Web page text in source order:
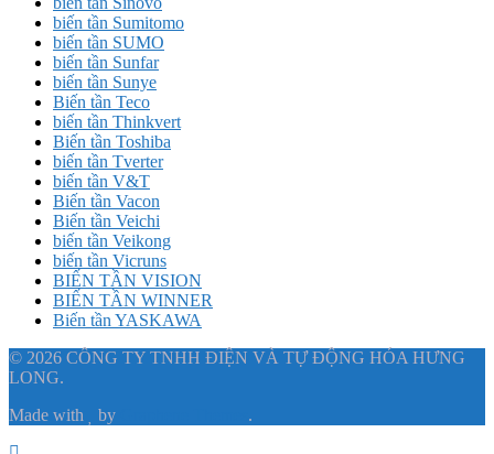
biến tần Sumitomo
biến tần SUMO
biến tần Sunfar
biến tần Sunye
Biến tần Teco
biến tần Thinkvert
Biến tần Toshiba
biến tần Tverter
biến tần V&T
Biến tần Vacon
Biến tần Veichi
biến tần Veikong
biến tần Vicruns
BIẾN TẦN VISION
BIẾN TẦN WINNER
Biến tần YASKAWA
© 2026 CÔNG TY TNHH ĐIỆN VÀ TỰ ĐỘNG HÓA HƯNG
LONG.
Made with
by .